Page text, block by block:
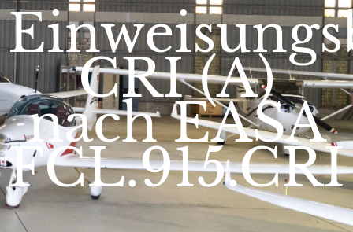
CRI (A)
nach EASA
FCL.915.CRI